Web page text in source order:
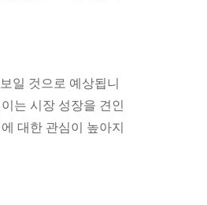
일 것으로 예상됩니
는 시장 성장을 견인
대한 관심이 높아지